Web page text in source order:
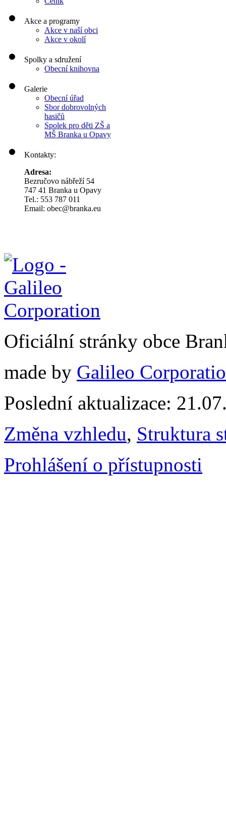
Akce a programy
Akce v naší obci
Akce v okolí
Spolky a sdružení
Obecní knihovna
Galerie
Obecní úřad
Sbor dobrovolných
hasičů
Spolek pro děti ZŠ a
MŠ Branka u Opavy
Kontakty:
Adresa:
Bezručovo nábřeží 54
747 41 Branka u Opavy
Tel.: 553 787 011
Email: obec@branka.eu
Oficiální stránky obce
made by Galileo
Poslední aktualizace:
Změna vzhledu, Struktura
Prohlášení o přístupnosti